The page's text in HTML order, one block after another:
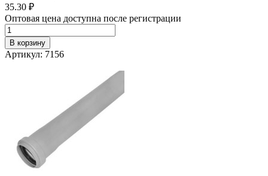
35.30 ₽
Оптовая цена доступна после регистрации
В корзину
Артикул: 7156